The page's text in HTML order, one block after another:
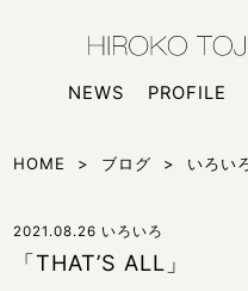
NEWS
PROFILE
HOME > ブログ > いろい
2021.08.26 いろいろ
「THAT’S ALL」